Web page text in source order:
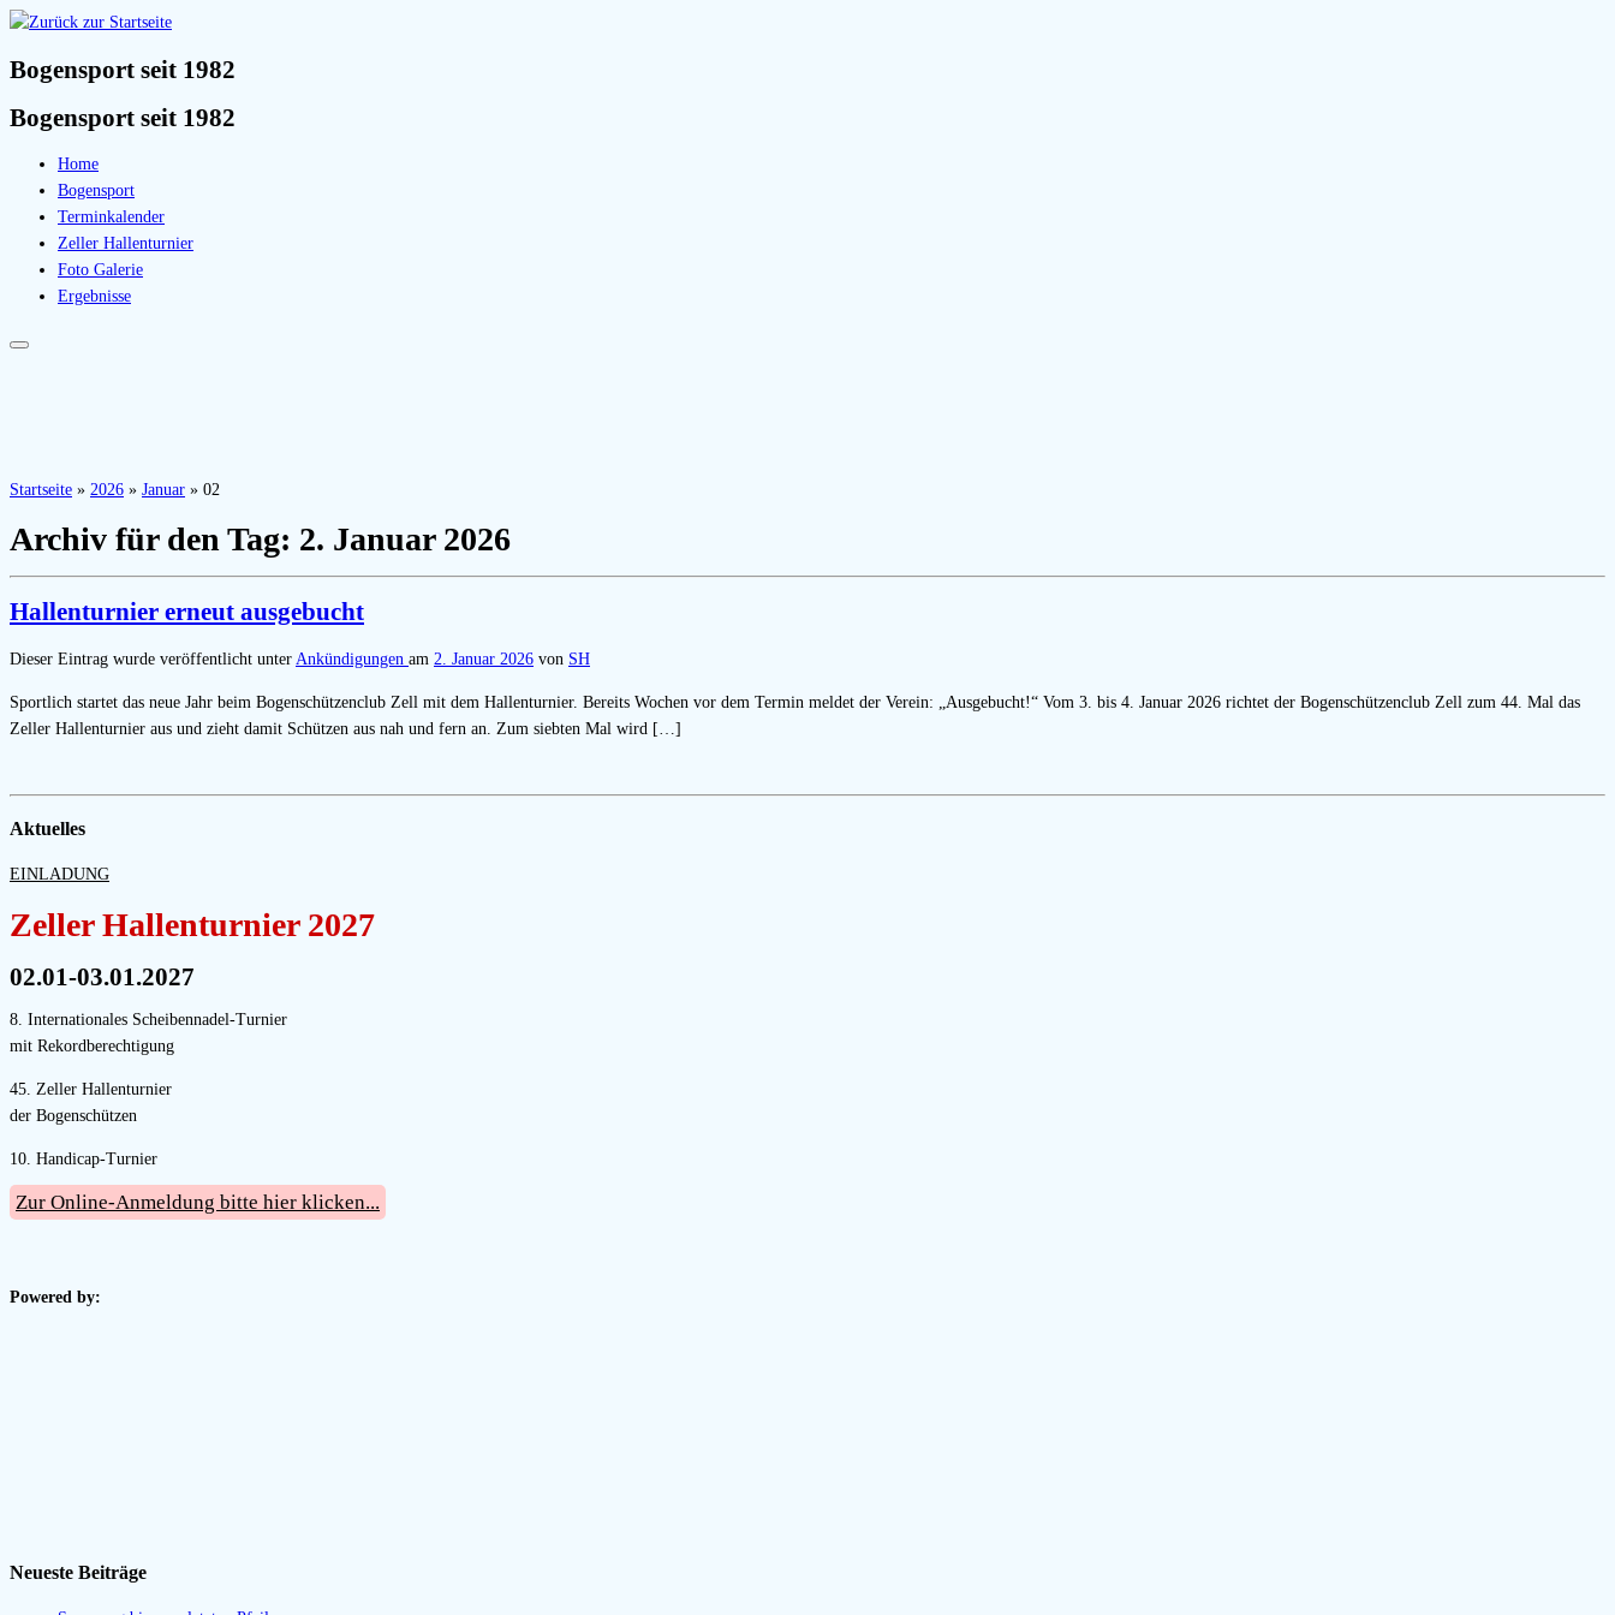
Bogensport seit 1982
Bogensport seit 1982
Home
Bogensport
Terminkalender
Zeller Hallenturnier
Foto Galerie
Ergebnisse
Startseite » 2026 » Januar » 02
Archiv für den Tag: 2. Januar 2026
Hallenturnier erneut ausgebucht
Dieser Eintrag wurde veröffentlicht unter Ankündigungen am 2. Januar 2026 von SH
Sportlich startet das neue Jahr beim Bogenschützenclub Zell mit dem Hallenturnier. Bereits Wochen vor dem Termin meldet der Verein: „Ausgebucht!“ Vom 3. bis 4. Januar 2026 richtet der Bogenschützenclub Zell zum 44. Mal das
Zeller Hallenturnier aus und zieht damit Schützen aus nah und fern an. Zum siebten Mal wird […]
Aktuelles
EINLADUNG
Zeller Hallenturnier 2027
02.01-03.01.2027
8. Internationales Scheibennadel-Turnier
mit Rekordberechtigung
45. Zeller Hallenturnier
der Bogenschützen
10. Handicap-Turnier
Zur Online-Anmeldung bitte hier klicken...
Powered by:
Neueste Beiträge